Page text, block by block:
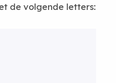
de volgende letters: